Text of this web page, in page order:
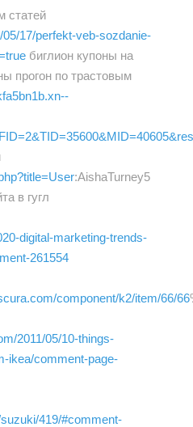
статей
17/perfekt-veb-sozdanie-
биглион купоны на
прогон по трастовым
:AishaTurney5
в гугл
digital-marketing-trends-
261554
component/k2/item/66/66
2011/05/10-things-
ikea/comment-page-
419/#comment-